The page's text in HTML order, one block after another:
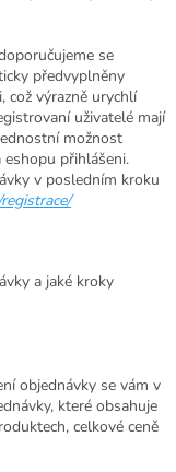
se
předvyplněny
což výrazně urychlí
uživatelé mají
možnost
přihlášeni.
v posledním kroku
a jaké kroky
objednávky se vám v
které obsahuje
celkové ceně